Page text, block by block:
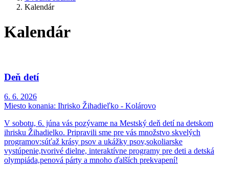
Kalendár
Kalendár
Deň detí
6. 6. 2026
Miesto konania: Ihrisko Žihadieľko - Kolárovo
V sobotu, 6. júna vás pozývame na Mestský deň detí na detskom
ihrisku Žihadielko. Pripravili sme pre vás množstvo skvelých
programov:súťaž krásy psov a ukážky psov,sokoliarske
vystúpenie,tvorivé dielne, interaktívne programy pre deti a detská
olympiáda,penová párty a mnoho ďalších prekvapení!